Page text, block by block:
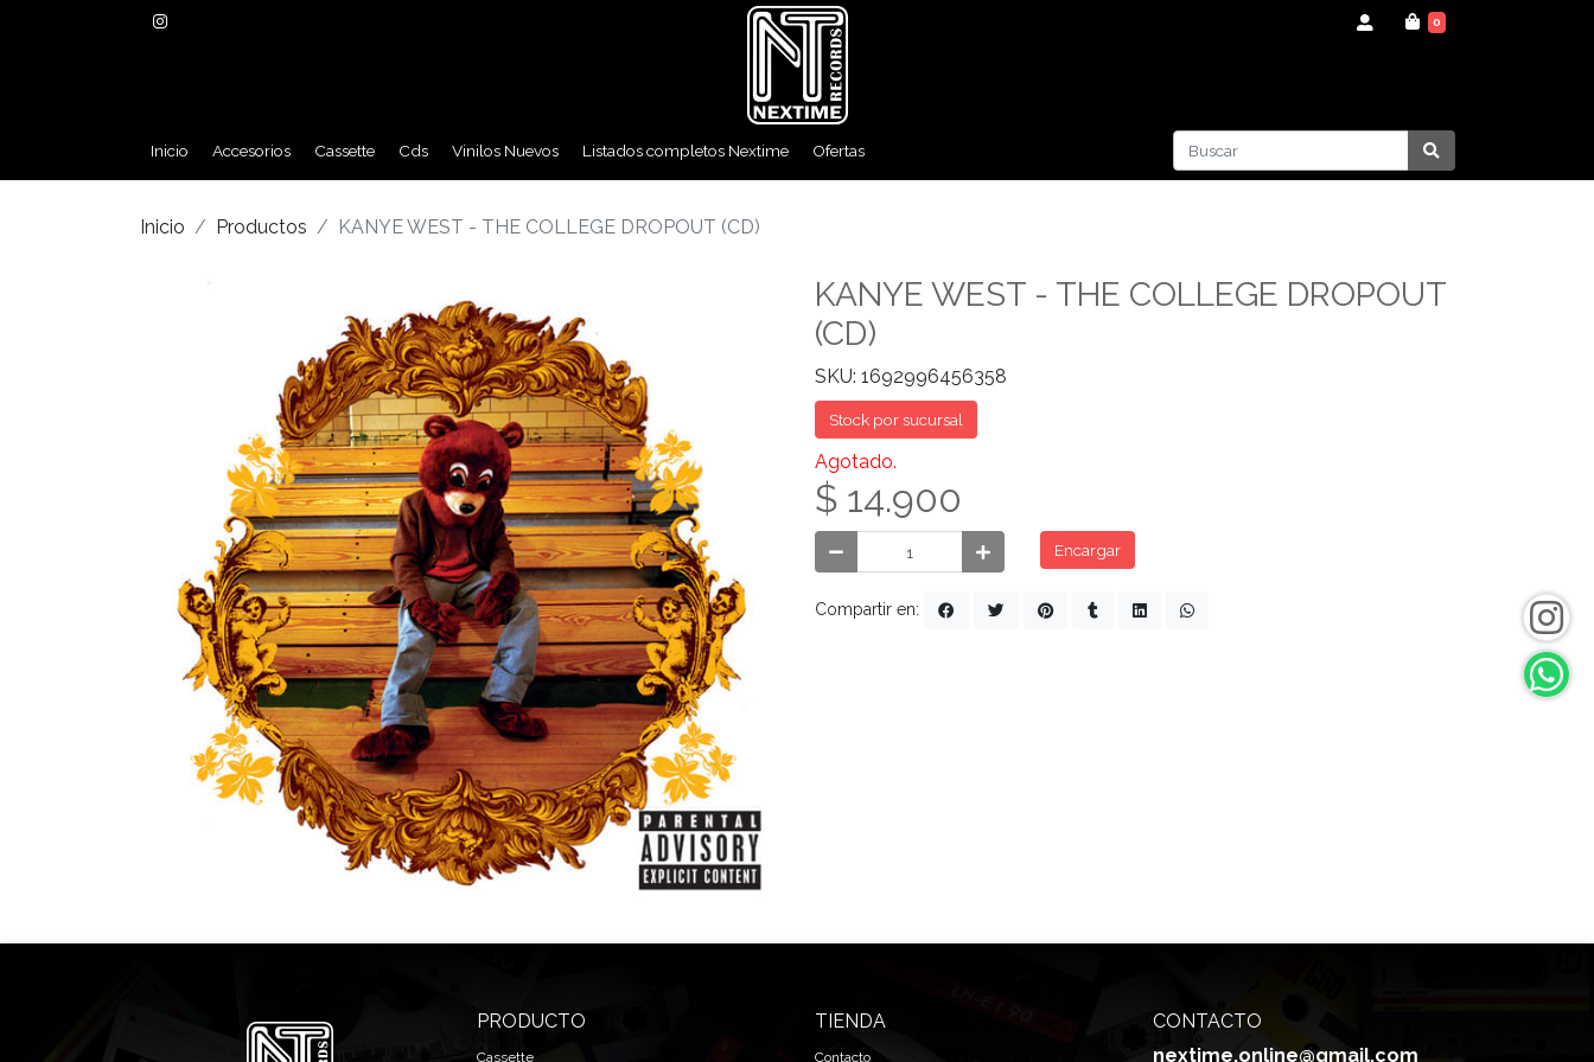
0
Inicio Accesorios Cassette Cds Vinilos Nuevos Listados completos Nextime Ofertas
Inicio Productos KANYE WEST - THE COLLEGE DROPOUT (CD)
KANYE WEST - THE COLLEGE DROPOUT
(CD)
SKU: 1692996456358
Stock por sucursal
Agotado.
$ 14.900
Encargar
Compartir en:
PRODUCTO
Cassette
TIENDA
Contacto
CONTACTO
nextime.online@gmail.com